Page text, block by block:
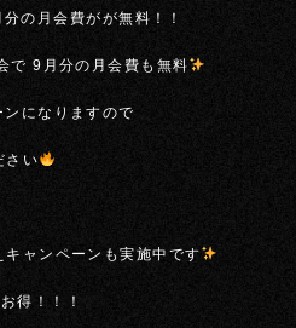
の月会費がが無料！！
で 9月分の月会費も無料
になりますので
さい
ャンペーンも実施中です
得！！！